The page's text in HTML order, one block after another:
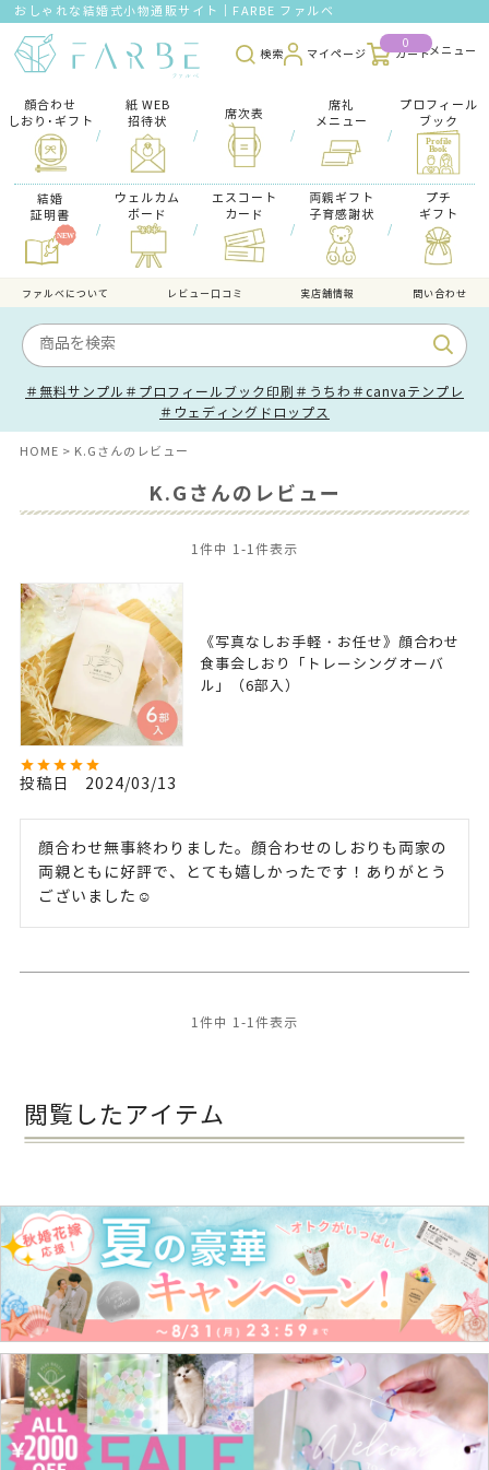
おしゃれな結婚式小物通販サイト｜FARBE ファルベ
検索 マイページ
0
カート
顔合わせ
しおり･ギフト
/
紙 WEB
招待状
/
席次表
/
席礼
メニュー
/
プロフィール
ブック
結婚
証明書
/
ウェルカム
ボード
/
エスコート
カード
/
両親ギフト
子育感謝状
/
プチ
ギフト
ファルべについて レビュー口コミ 実店舗情報 問い合わせ
＃無料サンプル ＃プロフィールブック印刷 ＃うちわ ＃canvaテンプレ
＃ウェディングドロップス
HOME K.Gさんのレビュー
K.Gさんのレビュー
1 件中 1 -1 件表示
《写真なしお手軽・お任せ》顔合わせ
食事会しおり「トレーシングオーバ
ル」（6部入）
投稿日 2024/03/13
顔合わせ無事終わりました。顔合わせのしおりも両家の
両親ともに好評で、とても嬉しかったです！ありがとう
ございました☺️
1 件中 1 -1 件表示
閲覧したアイテム